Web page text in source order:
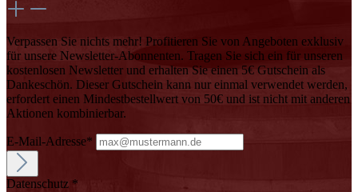
Verpassen Sie nichts mehr! Profitieren Sie von Angeboten exklusiv
für unsere Newsletter-Abonnenten. Tragen Sie sich ein für unseren
kostenlosen Newsletter und erhalten Sie einen 5€ Gutschein als
Dankeschön. Dieser Gutschein kann nur einmal verwendet werden,
erfordert einen Mindestbestellwert von 50€ und ist nicht mit anderen
Aktionen kombinierbar.
E-Mail-Adresse*
Datenschutz *